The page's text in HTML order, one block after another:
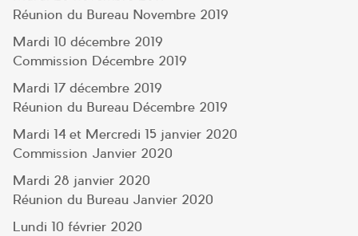
Réunion du Bureau Novembre 2019
Mardi 10 décembre 2019
Commission Décembre 2019
Mardi 17 décembre 2019
Réunion du Bureau Décembre 2019
Mardi 14 et Mercredi 15 janvier 2020
Commission Janvier 2020
Mardi 28 janvier 2020
Réunion du Bureau Janvier 2020
Lundi 10 février 2020